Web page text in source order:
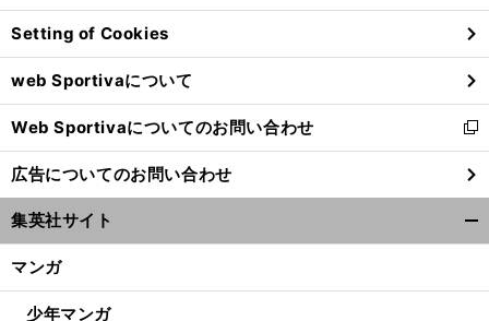
ン
ド
ウ
で
開
く
Setting of Cookies
web Sportivaについて
Web Sportivaについてのお問い合わせ
新
し
い
ウ
ィ
ン
ウ
広告についてのお問い合わせ
集英社サイト
マンガ
少年マンガ